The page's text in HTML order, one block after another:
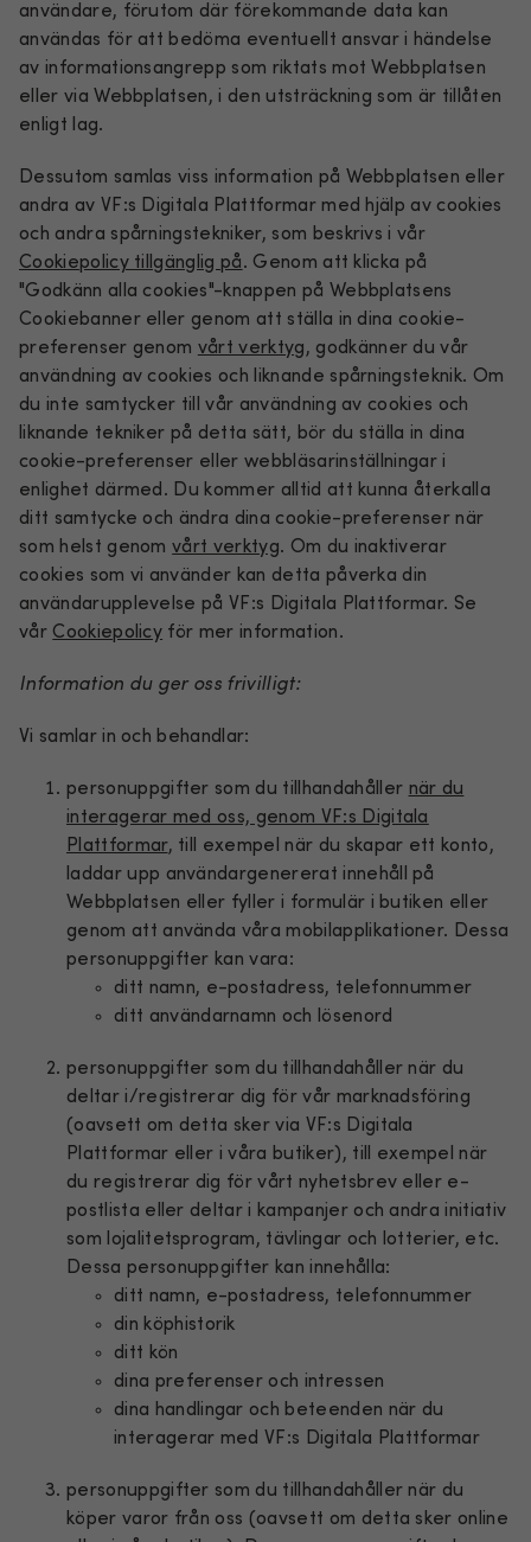
användare, förutom där förekommande data kan
användas för att bedöma eventuellt ansvar i händelse
av informationsangrepp som riktats mot Webbplatsen
eller via Webbplatsen, i den utsträckning som är tillåten
enligt lag.
Dessutom samlas viss information på Webbplatsen eller
andra av VF:s Digitala Plattformar med hjälp av cookies
och andra spårningstekniker, som beskrivs i vår
Cookiepolicy tillgänglig på. Genom att klicka på
"Godkänn alla cookies"-knappen på Webbplatsens
Cookiebanner eller genom att ställa in dina cookie-
preferenser genom vårt verktyg, godkänner du vår
användning av cookies och liknande spårningsteknik. Om
du inte samtycker till vår användning av cookies och
liknande tekniker på detta sätt, bör du ställa in dina
cookie-preferenser eller webbläsarinställningar i
enlighet därmed. Du kommer alltid att kunna återkalla
ditt samtycke och ändra dina cookie-preferenser när
som helst genom vårt verktyg. Om du inaktiverar
cookies som vi använder kan detta påverka din
användarupplevelse på VF:s Digitala Plattformar. Se
vår Cookiepolicy för mer information.
Information du ger oss frivilligt:
Vi samlar in och behandlar:
personuppgifter som du tillhandahåller när du
interagerar med oss, genom VF:s Digitala
Plattformar, till exempel när du skapar ett konto,
laddar upp användargenererat innehåll på
Webbplatsen eller fyller i formulär i butiken eller
genom att använda våra mobilapplikationer. Dessa
personuppgifter kan vara:
ditt namn, e-postadress, telefonnummer
ditt användarnamn och lösenord
personuppgifter som du tillhandahåller när du
deltar i/registrerar dig för vår marknadsföring
(oavsett om detta sker via VF:s Digitala
Plattformar eller i våra butiker), till exempel när
du registrerar dig för vårt nyhetsbrev eller e-
postlista eller deltar i kampanjer och andra initiativ
som lojalitetsprogram, tävlingar och lotterier, etc.
Dessa personuppgifter kan innehålla:
ditt namn, e-postadress, telefonnummer
din köphistorik
ditt kön
dina preferenser och intressen
dina handlingar och beteenden när du
interagerar med VF:s Digitala Plattformar
personuppgifter som du tillhandahåller när du
köper varor från oss (oavsett om detta sker online